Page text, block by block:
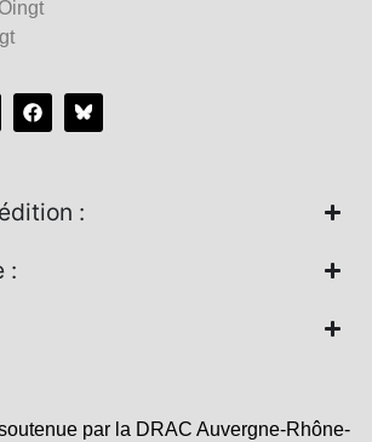
:
:
par la DRAC Auvergne-Rhône-